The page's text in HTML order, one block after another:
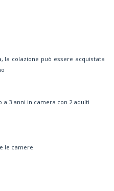
la colazione può essere acquistata
3 anni in camera con 2 adulti
le camere